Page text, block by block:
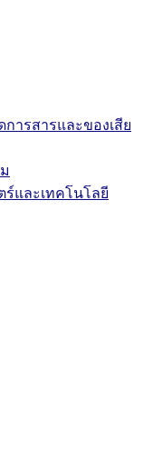
ารสารและของเสีย
ร์และเทคโนโลยี